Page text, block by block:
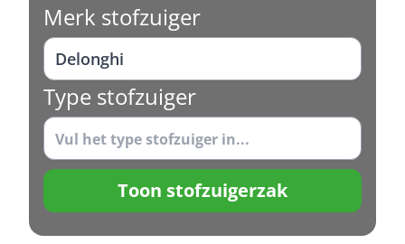
Merk stofzuiger
Type stofzuiger
Toon stofzuigerzak